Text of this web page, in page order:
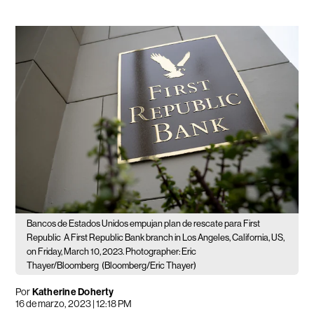
Bancos de Estados Unidos empujan plan de rescate para First
Republic A First Republic Bank branch in Los Angeles, California, US,
on Friday, March 10, 2023. Photographer: Eric
Thayer/Bloomberg (Bloomberg/Eric Thayer)
PorKatherine Doherty
16 de marzo, 2023 | 12:18 PM